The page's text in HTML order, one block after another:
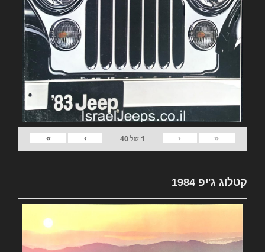
«
‹
1 של40
›
»
קטלוג ג'יפ 1984